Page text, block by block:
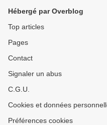
Hébergé par Overblog
Top articles
Pages
Contact
Signaler un abus
C.G.U.
Cookies et données
Préférences cookies